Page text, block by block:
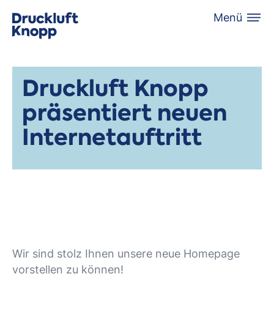
Menü
Druckluft Knopp
präsentiert neuen
Internetauftritt
Wir sind stolz Ihnen unsere neue Homepage
vorstellen zu können!